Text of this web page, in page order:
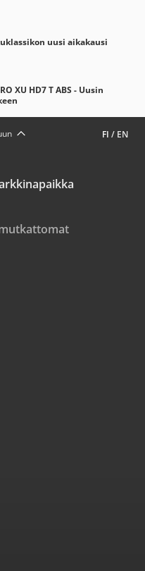
uusi aikakausi
XU HD7 T ABS - Uusin
FI / EN